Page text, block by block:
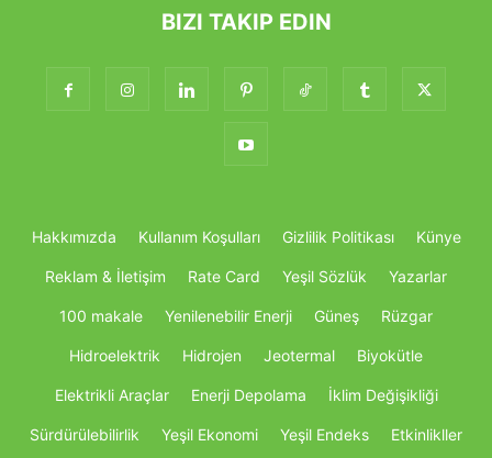
BIZI TAKIP EDIN
Hakkımızda Kullanım Koşulları Gizlilik Politikası Künye
Reklam & İletişim Rate Card Yeşil Sözlük Yazarlar
100 makale Yenilenebilir Enerji Güneş Rüzgar
Hidroelektrik Hidrojen Jeotermal Biyokütle
Elektrikli Araçlar Enerji Depolama İklim Değişikliği
Sürdürülebilirlik Yeşil Ekonomi Yeşil Endeks Etkinlikller